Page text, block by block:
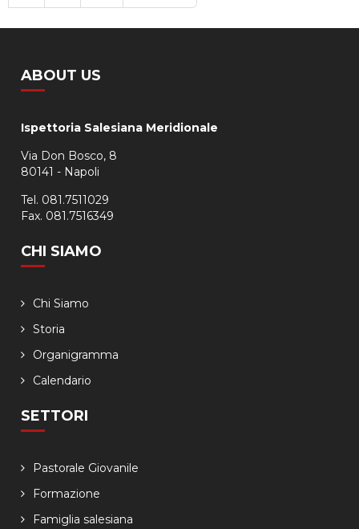
ABOUT US
Ispettoria Salesiana Meridionale
Via Don Bosco, 8
80141 - Napoli
Tel. 081.7511029
Fax. 081.7516349
CHI SIAMO
Chi Siamo
Storia
Organigramma
Calendario
SETTORI
Pastorale Giovanile
Formazione
Famiglia salesiana